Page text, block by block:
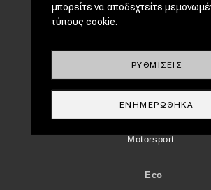
Δοκιμή
ΑΓΏΝΕΣ
Formula 1
WRC
Motorsport
Eco
μπορείτε να αποδεχτείτε
τύπους cookie.
ΡΥΘΜΊΣΕΙΣ
ΕΝΗΜΕΡΏΘΗΚΑ